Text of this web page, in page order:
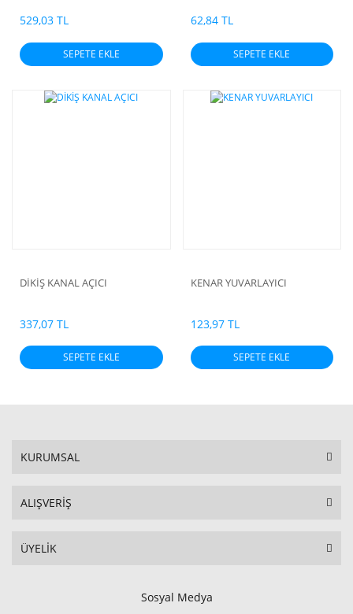
529,03 TL
SEPETE EKLE
62,84 TL
SEPETE EKLE
DİKİŞ KANAL AÇICI
337,07 TL
SEPETE EKLE
KENAR YUVARLAYICI
123,97 TL
SEPETE EKLE
KURUMSAL
ALIŞVERİŞ
ÜYELİK
Sosyal Medya